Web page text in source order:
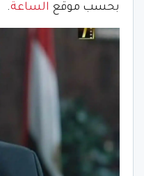
بحسب موقع الساعة.